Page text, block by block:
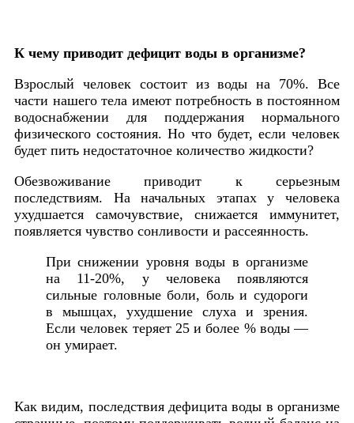
К чему приводит дефицит воды в организме?
Взрослый человек состоит из воды на 70%. Все
части нашего тела имеют потребность в постоянном
водоснабжении для поддержания нормального
физического состояния. Но что будет, если человек
будет пить недостаточное количество жидкости?
Обезвоживание приводит к серьезным
последствиям. На начальных этапах у человека
ухудшается самочувствие, снижается иммунитет,
появляется чувство сонливости и рассеянность.
При снижении уровня воды в организме
на 11-20%, у человека появляются
сильные головные боли, боль и судороги
в мышцах, ухудшение слуха и зрения.
Если человек теряет 25 и более % воды —
он умирает.
Как видим, последствия дефицита воды в организме